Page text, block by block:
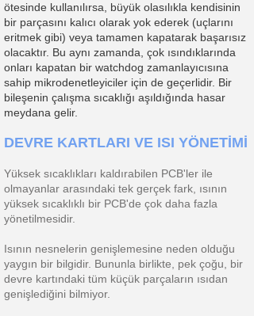
ötesinde kullanılırsa, büyük olasılıkla kendisinin
bir parçasını kalıcı olarak yok ederek (uçlarını
eritmek gibi) veya tamamen kapatarak başarısız
olacaktır. Bu aynı zamanda, çok ısındıklarında
onları kapatan bir watchdog zamanlayıcısına
sahip mikrodenetleyiciler için de geçerlidir. Bir
bileşenin çalışma sıcaklığı aşıldığında hasar
meydana gelir.
DEVRE KARTLARI VE ISI YÖNETİMİ
Yüksek sıcaklıkları kaldırabilen PCB'ler ile
olmayanlar arasındaki tek gerçek fark, ısının
yüksek sıcaklıklı bir PCB'de çok daha fazla
yönetilmesidir.
Isının nesnelerin genişlemesine neden olduğu
yaygın bir bilgidir. Bununla birlikte, pek çoğu, bir
devre kartındaki tüm küçük parçaların ısıdan
genişlediğini bilmiyor.